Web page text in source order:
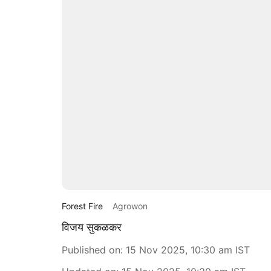
Forest Fire Agrowon
विजय सुकळकर
Published on: 15 Nov 2025, 10:30 am IST